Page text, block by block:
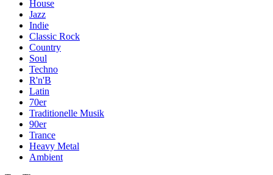
House
Jazz
Indie
Classic Rock
Country
Soul
Techno
R'n'B
Latin
70er
Traditionelle Musik
90er
Trance
Heavy Metal
Ambient